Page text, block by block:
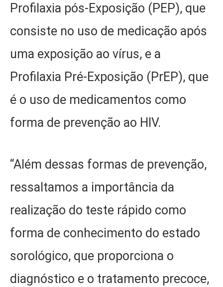
Profilaxia pós-Exposição (PEP), que
consiste no uso de medicação após
uma exposição ao vírus, e a
Profilaxia Pré-Exposição (PrEP), que
é o uso de medicamentos como
forma de prevenção ao HIV.
“Além dessas formas de prevenção,
ressaltamos a importância da
realização do teste rápido como
forma de conhecimento do estado
sorológico, que proporciona o
diagnóstico e o tratamento precoce,